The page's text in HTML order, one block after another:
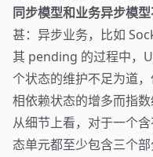
同步模型和业务异步模
甚：异步业务，比如
其 pending 的过程中，
个状态的维护不足为道
相依赖状态的增多而指
从细节上看，对于一个
态单元都至少包含三个